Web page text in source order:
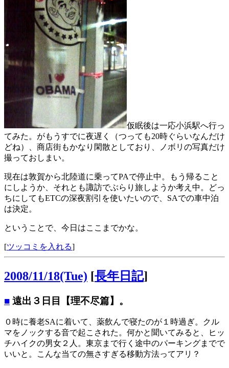
仮眠後は一応小浜駅へ行っ
てみた。がもうすでに夜遅く（つっても20時ぐらいなんだけ
どね）、商店街もかなり閑散としており、ノボリの写真だけ
撮っておしまい。
現在は敦賀から北陸道に乗ってPAで停止中。もう帰ること
にしようか、それとも諏訪でぶらり旅しようか考え中。どっ
ちにしてもETCの深夜割引を使いたいので、SAでの車中泊
は決定。
ということで、今日はここまでかな。
[ツッコミを入れる]
2008/11/18(Tue) [長年日記]
■ 遠出３日目【理不尽篇】。
０時に養老SAに着いて、薬飲んで寝たのが１時過ぎ。クル
マをノックする音で起こされた。何かと聞いてみると、ヒッ
チハイクの男女２人。東京まで行く途中のパーキングまでで
いいと。こんな当ての無さすぎる移動方法ってアリ？